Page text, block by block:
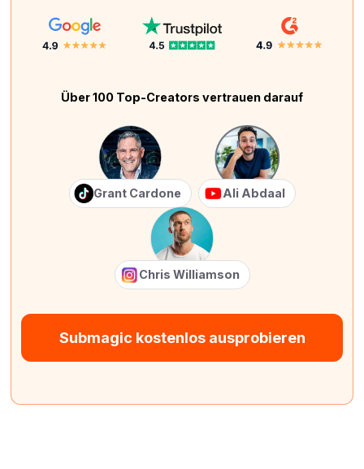
Über 100 Top-Creators vertrauen darauf
Grant Cardone Ali Abdaal
Chris Williamson
Submagic kostenlos ausprobieren